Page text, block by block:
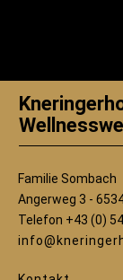
Familie Sombach
Angerweg 3 -
Telefon +43 (0)